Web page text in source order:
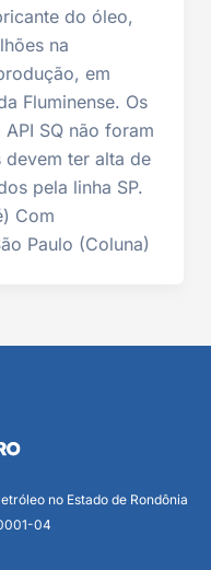
do óleo,
na
em
Fluminense. Os
SQ não foram
ter alta de
pela linha SP.
Com
Paulo (Coluna)
no Estado de Rondônia
04